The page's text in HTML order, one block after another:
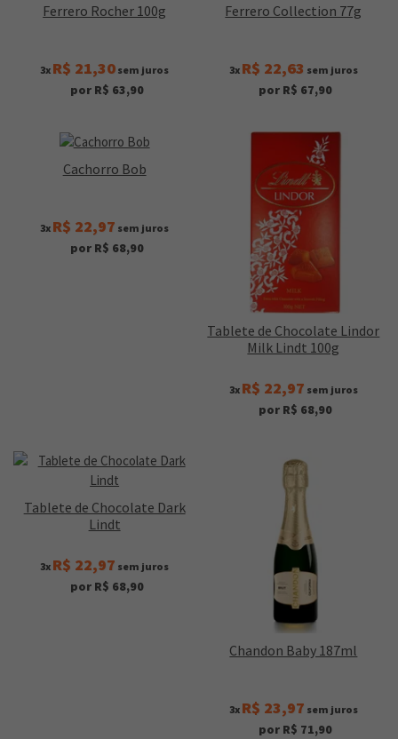
Ferrero Rocher 100g
3x R$ 21,30 sem juros
por R$ 63,90
Ferrero Collection 77g
3x R$ 22,63 sem juros
por R$ 67,90
Cachorro Bob
3x R$ 22,97 sem juros
por R$ 68,90
Tablete de Chocolate Lindor
Milk Lindt 100g
3x R$ 22,97 sem juros
por R$ 68,90
Tablete de Chocolate Dark
Lindt
3x R$ 22,97 sem juros
por R$ 68,90
Chandon Baby 187ml
3x R$ 23,97 sem juros
por R$ 71,90